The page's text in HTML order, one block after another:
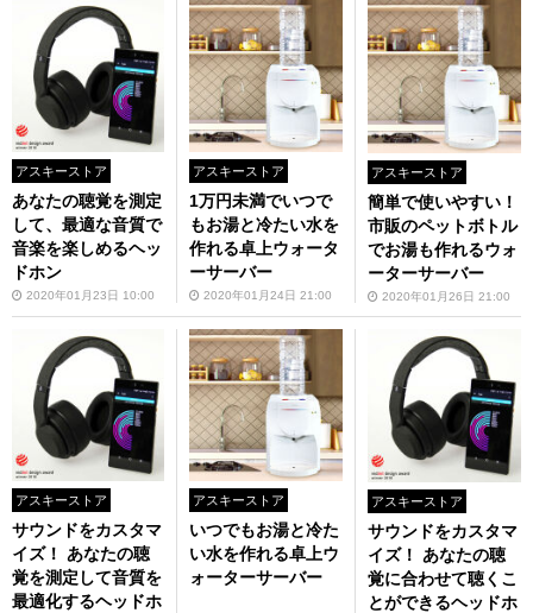
アスキーストア
あなたの聴覚を測定
して、最適な音質で
音楽を楽しめるヘッ
ドホン
2020年01月23日 10:00
アスキーストア
1万円未満でいつで
もお湯と冷たい水を
作れる卓上ウォータ
ーサーバー
2020年01月24日 21:00
アスキーストア
簡単で使いやすい！
市販のペットボトル
でお湯も作れるウォ
ーターサーバー
2020年01月26日 21:00
アスキーストア
サウンドをカスタマ
イズ！ あなたの聴
覚を測定して音質を
最適化するヘッドホ
アスキーストア
いつでもお湯と冷た
い水を作れる卓上ウ
ォーターサーバー
アスキーストア
サウンドをカスタマ
イズ！ あなたの聴
覚に合わせて聴くこ
とができるヘッドホ